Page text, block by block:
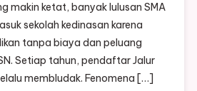
makin ketat, banyak lulusan SMA
sekolah kedinasan karena
tanpa biaya dan peluang
Setiap tahun, pendaftar Jalur
membludak. Fenomena […]